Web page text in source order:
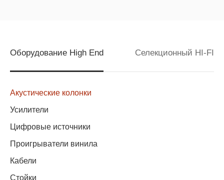
Оборудование High End Селекционный HI-FI
Акустические колонки
Усилители
Цифровые источники
Проигрыватели винила
Кабели
Стойки